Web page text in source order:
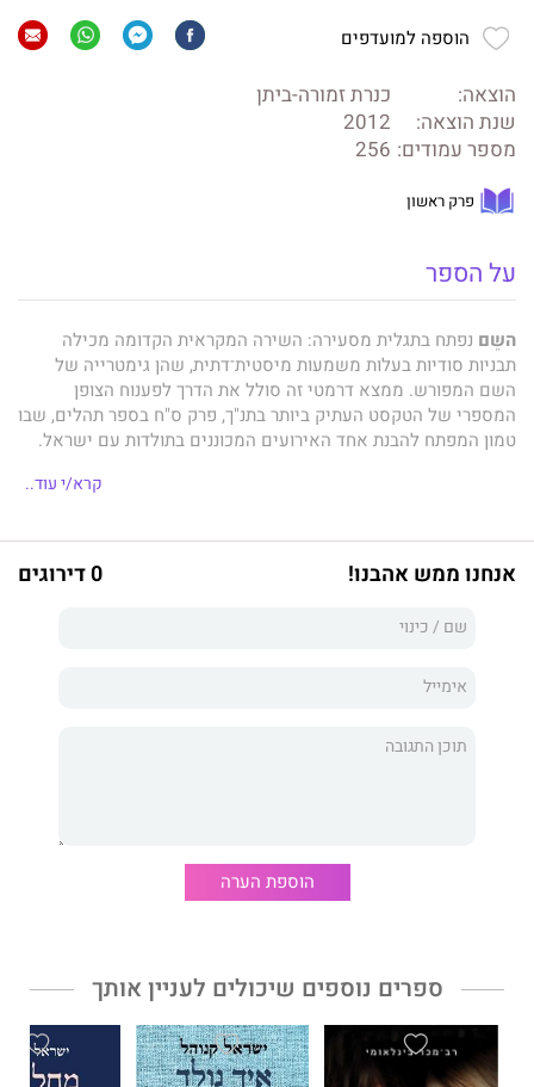
הוספה למועדפים
הוצאה:
כנרת זמורה-ביתן
שנת הוצאה:
2012
מספר עמודים: 256
פרק ראשון
על הספר
השֵם נפתח בתגלית מסעירה: השירה המקראית הקדומה מכילה
תבניות סודיות בעלות משמעות מיסטית־דתית, שהן גימטרייה של
השם המפורש. ממצא דרמטי זה סולל את הדרך לפענוח הצופן
המספרי של הטקסט העתיק ביותר בתנ"ך, פרק ס"ח בספר תהלים, שבו
טמון המפתח להבנת אחד האירועים המכוננים בתולדות עם ישראל.
המצרים, שהתחוללה בקרבת ימת החולה ולא ב"ים סוף", כפי שהורגלנו
מיצירה זו גם מתברר כי האמונה באל אחד לא נוצרה מתוך קנאות
גישה פלורליסטית שהכירה בתקפותם של אלוהי העמים ומיזגה אותם
ההיסטורי הקולקטיבי של הנדודים במדבר בדרך לארץ כנען.
ביותר את המקרא... השלכותיו עשויות לשנות בצורה מכרעת את הבנת
ההתפתחות של תורת הסוד ביהדות, ובייחוד לתרום לתפיסה אחרת של
הנושא שנחשב ללִבה — השם המפורש."
פרופ
משהאידל,חתן ישראלופרסא.מ.תבחקר הקבלה
קרא/י עוד..
אנחנו ממש אהבנו! 0 דירוגים
הוספת הערה
ספרים נוספים שיכולים לעניין אותך